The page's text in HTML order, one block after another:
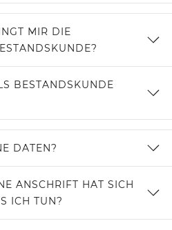
MIR DIE
BESTANDSKUNDE
DATEN?
ANSCHRIFT HAT SICH
ICH TUN?